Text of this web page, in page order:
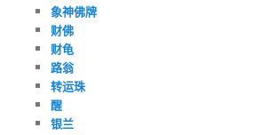
象神佛牌
财佛
财龟
路翁
转运珠
醒
银兰